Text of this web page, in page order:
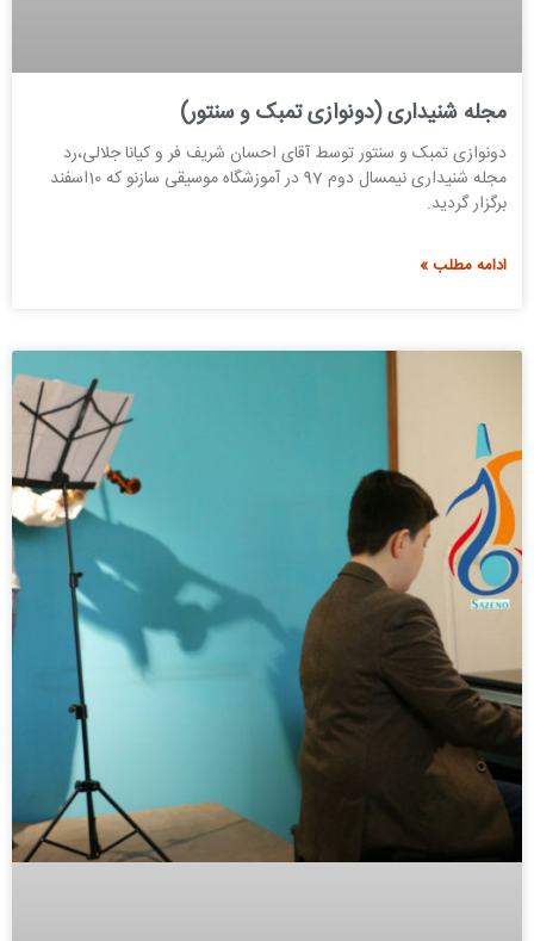
مجله شنیداری (دونوازی تمبک و سنتور)
دونوازی تمبک و سنتور توسط آقای احسان شریف فر و کیانا جلالی،رد
مجله شنیداری نیمسال دوم 97 در آموزشگاه موسیقی سازنو که 10اسفند
برگزار گردید.
ادامه مطلب »